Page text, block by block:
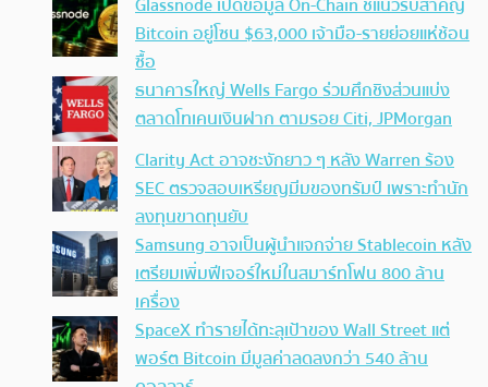
Bitcoin อยู่โซน $63,000 เจ้ามือ-รายย่อยแห่ช้อน
ซื้อ
ธนาคารใหญ่ Wells Fargo ร่วมศึกชิงส่วนแบ่ง
ตลาดโทเคนเงินฝาก ตามรอย Citi, JPMorgan
Clarity Act อาจชะงักยาว ๆ หลัง Warren ร้อง
SEC ตรวจสอบเหรียญมีมของทรัมป์ เพราะทำนัก
ลงทุนขาดทุนยับ
Samsung อาจเป็นผู้นำแจกจ่าย Stablecoin หลัง
เตรียมเพิ่มฟีเจอร์ใหม่ในสมาร์ทโฟน 800 ล้าน
เครื่อง
SpaceX ทำรายได้ทะลุเป้าของ Wall Street แต่
พอร์ต Bitcoin มีมูลค่าลดลงกว่า 540 ล้าน